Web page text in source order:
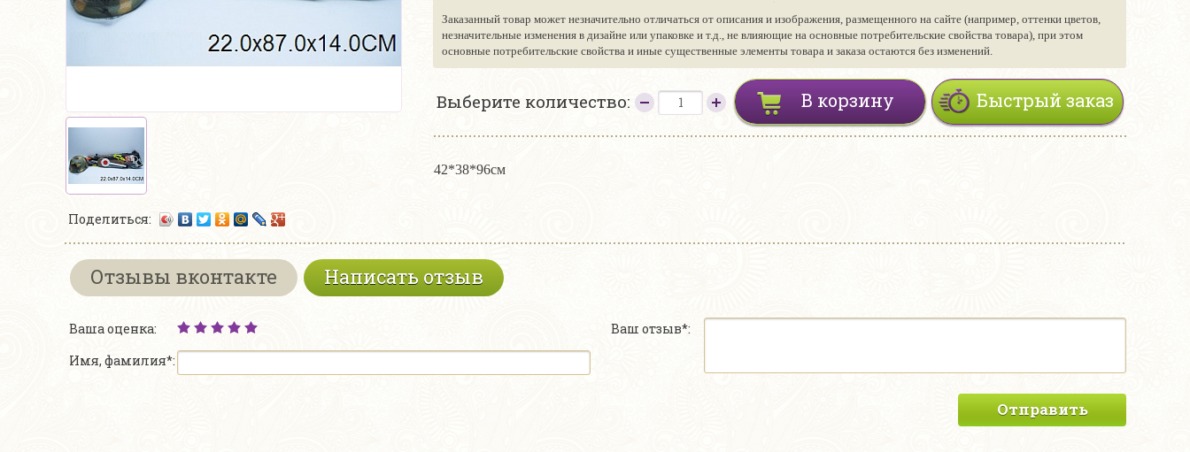
Поделиться:
Заказанный товар может незначительно отличаться от описания и изображения, размещенного на сайте (например, оттенки цветов,
незначительные изменения в дизайне или упаковке и т.д., не влияющие на основные потребительские свойства товара), при этом
основные потребительские свойства и иные существенные элементы товара и заказа остаются без изменений.
Выберите количество: Быстрый заказ
В корзину
42*38*96см
Отзывы вконтакте Написать отзыв
Ваша оценка:
Имя, фамилия*:
Ваш отзыв*:
Отправить